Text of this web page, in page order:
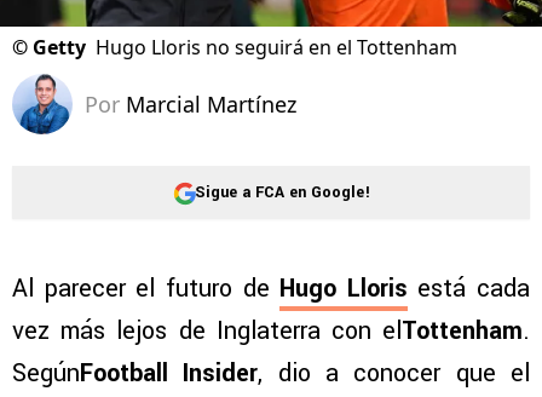
© Getty Hugo Lloris no seguirá en el Tottenham
Por Marcial Martínez
Sigue a FCA en Google!
Al parecer el futuro de Hugo Lloris está cada
vez más lejos de Inglaterra con elTottenham.
SegúnFootball Insider, dio a conocer que el